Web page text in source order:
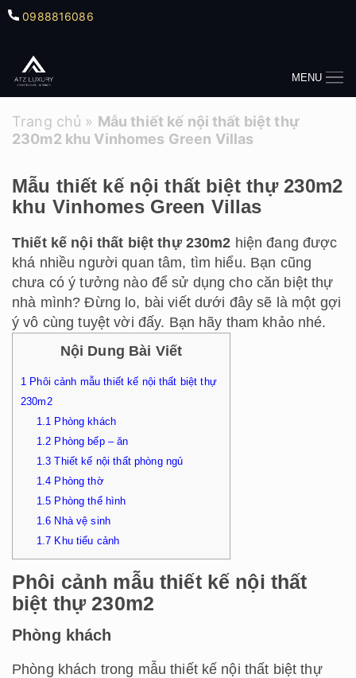
0988816086
MENU
Trang chủ » Mẫu thiết kế nội thất biệt thự
230m2 khu Vinhomes Green Villas
Mẫu thiết kế nội thất biệt thự 230m2
khu Vinhomes Green Villas
Thiết kế nội thất biệt thự 230m2 hiện đang được
khá nhiều người quan tâm, tìm hiểu. Bạn cũng
chưa có ý tưởng nào để sử dụng cho căn biệt thự
nhà mình? Đừng lo, bài viết dưới đây sẽ là một gợi
ý vô cùng tuyệt vời đấy. Bạn hãy tham khảo nhé.
Nội Dung Bài Viết
1 Phôi cảnh mẫu thiết kế nội thất biệt thự
230m2
1.1 Phòng khách
1.2 Phòng bếp – ăn
1.3 Thiết kế nội thất phòng ngủ
1.4 Phòng thờ
1.5 Phòng thể hình
1.6 Nhà vệ sinh
1.7 Khu tiểu cảnh
Phôi cảnh mẫu thiết kế nội thất
biệt thự 230m2
Phòng khách
Phòng khách trong mẫuthiết kế nội thất biệt thự